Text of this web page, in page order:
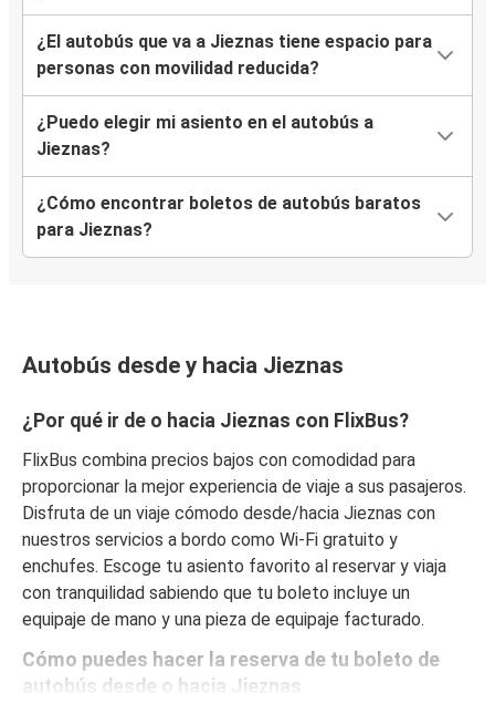
¿El autobús que va a Jieznas tiene espacio para
personas con movilidad reducida?
¿Puedo elegir mi asiento en el autobús a
Jieznas?
¿Cómo encontrar boletos de autobús baratos
para Jieznas?
Autobús desde y hacia Jieznas
¿Por qué ir de o hacia Jieznas con FlixBus?
FlixBus combina precios bajos con comodidad para
proporcionar la mejor experiencia de viaje a sus pasajeros.
Disfruta de un viaje cómodo desde/hacia Jieznas con
nuestros servicios a bordo como Wi-Fi gratuito y
enchufes. Escoge tu asiento favorito al reservar y viaja
con tranquilidad sabiendo que tu boleto incluye un
equipaje de mano y una pieza de equipaje facturado.
Cómo puedes hacer la reserva de tu boleto de
autobús desde o hacia Jieznas